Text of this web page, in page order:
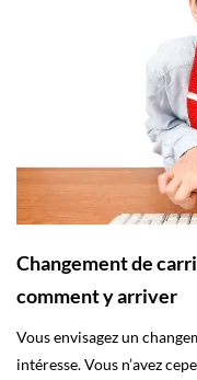
Changement de
comment y arriver
Vous envisagez un
intéresse. Vous n’avez